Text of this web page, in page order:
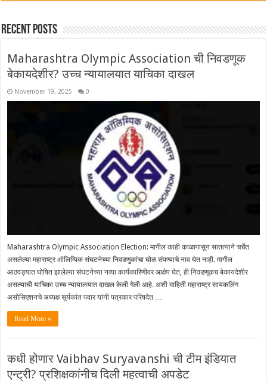
Recent Posts
Maharashtra Olympic Association ची निवडणूक
बेकायदेशीर? उच्च न्यायालयात याचिका दाखल
November 19, 2025 0
Maharashtra Olympic Association Election: मागील काही काळापासून सातत्याने चर्चेत
असलेल्या महाराष्ट्र ऑलिम्पिक संघटनेच्या निवडणुकांचा घोळ संपण्याचे नाव घेत नाही. मागील
आठवड्यात घोषित झालेल्या संघटनेच्या नव्या कार्यकारिणीवर आक्षेप घेत, ही निवडणूकच बेकायदेशीर
असल्याची याचिका उच्च न्यायालयात दाखल केली गेली आहे. अशी माहिती महाराष्ट्र सायकलिंग
असोसिएशनचे अध्यक्ष सूर्यकांत पवार यांनी पत्रकार परिषदेत …
Read More »
कधी होणार‌ Vaibhav Suryavanshi ची टीम इंडियात
एन्ट्री? प्रशिक्षकांनीच दिली महत्वाची अपडेट